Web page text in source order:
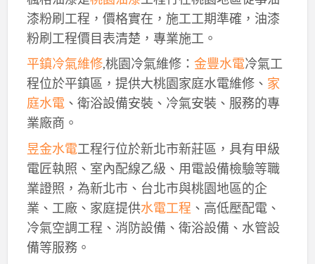
漆粉刷工程，價格實在，施工工期準確，油漆
粉刷工程價目表清楚，專業施工。
平鎮冷氣維修,桃園冷氣維修： 金豐水電冷氣工
程位於平鎮區，提供大桃園家庭水電維修、 家
庭水電、衛浴設備安裝、冷氣安裝、服務的專
業廠商。
昱金水電工程行位於新北市新莊區，具有甲級
電匠執照、室內配線乙級、用電設備檢驗等職
業證照，為新北市、台北市與桃園地區的企
業、工廠、家庭提供水電工程 、高低壓配電、
冷氣空調工程、消防設備、衛浴設備、水管設
備等服務。